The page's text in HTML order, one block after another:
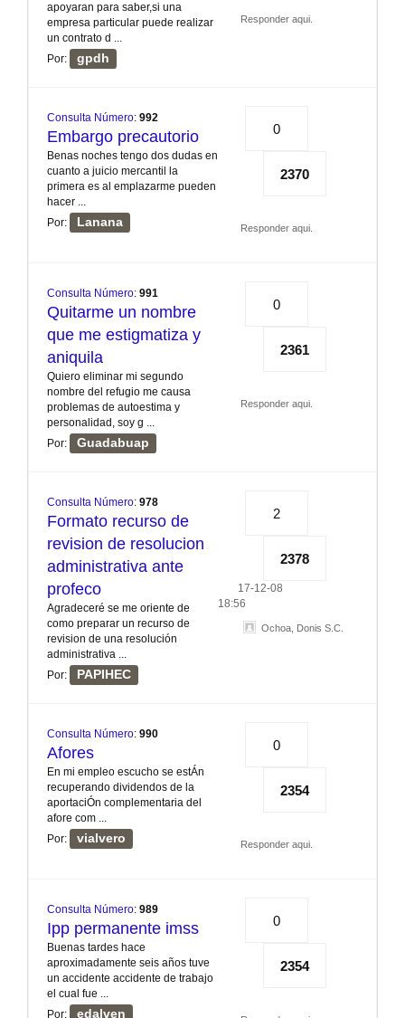
apoyaran para saber,si una
empresa particular puede realizar
un contrato d ...
Por:
gpdh
Responder aqui.
Consulta Número: 992
Embargo precautorio
Benas noches tengo dos dudas en
cuanto a juicio mercantil la
primera es al emplazarme pueden
hacer ...
Por:
Lanana
0
2370
Responder aqui.
Consulta Número: 991
Quitarme un nombre
que me estigmatiza y
aniquila
Quiero eliminar mi segundo
nombre del refugio me causa
problemas de autoestima y
personalidad, soy g ...
Por:
Guadabuap
0
2361
Responder aqui.
Consulta Número: 978
Formato recurso de
revision de resolucion
administrativa ante
profeco
Agradeceré se me oriente de
como preparar un recurso de
revision de una resolución
administrativa ...
Por:
PAPIHEC
2
2378
17-12-08
18:56
Ochoa, Donis S.C.
Consulta Número: 990
Afores
En mi empleo escucho se estÁn
recuperando dividendos de la
aportaciÓn complementaria del
afore com ...
Por:
vialvero
0
2354
Responder aqui.
Consulta Número: 989
Ipp permanente imss
Buenas tardes hace
aproximadamente seis años tuve
un accidente accidente de trabajo
el cual fue ...
Por:
edalven
0
2354